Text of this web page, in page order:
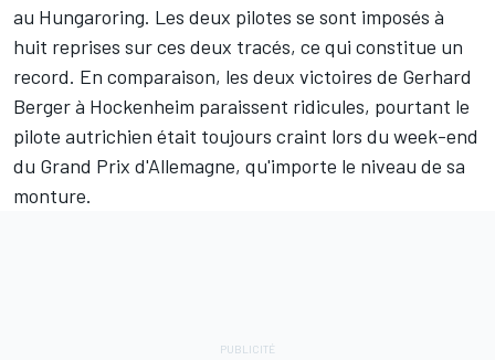
au Hungaroring. Les deux pilotes se sont imposés à
huit reprises sur ces deux tracés, ce qui constitue un
record. En comparaison, les deux victoires de Gerhard
Bergerà Hockenheim paraissent ridicules, pourtant le
pilote autrichien était toujours craint lors du week-end
du Grand Prix d'Allemagne, qu'importe le niveau de sa
monture.